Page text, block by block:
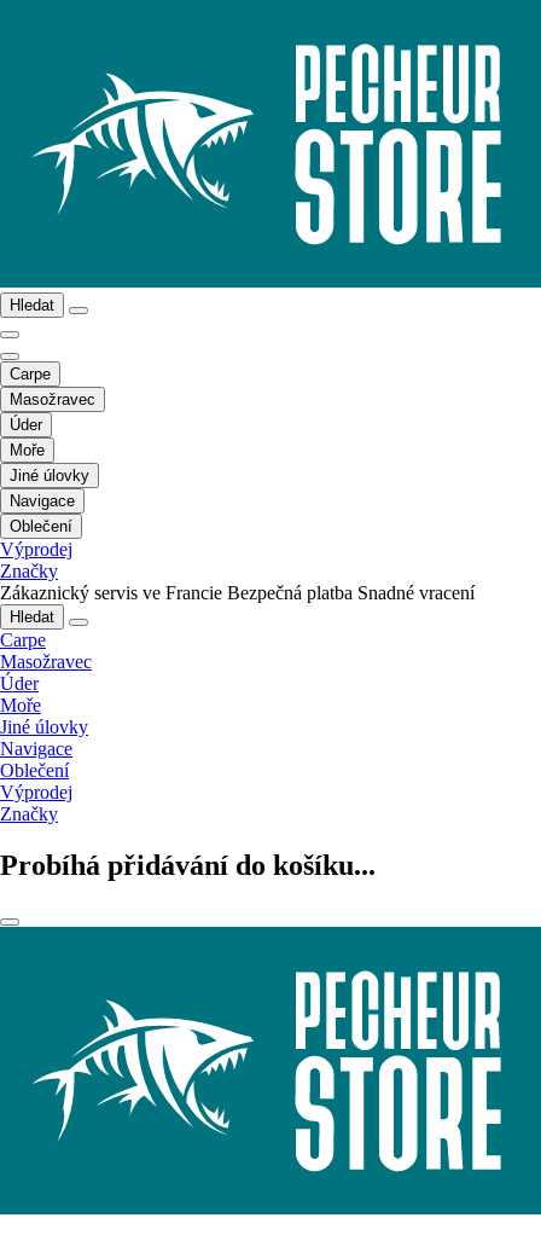
Hledat
Carpe
Masožravec
Úder
Moře
Jiné úlovky
Navigace
Oblečení
Výprodej
Značky
Zákaznický servis ve Francie Bezpečná platba Snadné vracení
Hledat
Carpe
Masožravec
Úder
Moře
Jiné úlovky
Navigace
Oblečení
Výprodej
Značky
Probíhá přidávání do košíku...